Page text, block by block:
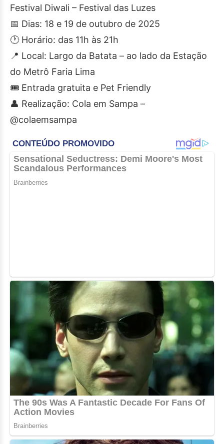
Festival Diwali – Festival das Luzes
📅 Dias: 18 e 19 de outubro de 2025
🕐 Horário: das 11h às 21h
📍 Local: Largo da Batata – ao lado da Estação
do Metrô Faria Lima
🎟 Entrada gratuita e Pet Friendly
👤 Realização: Cola em Sampa –
@colaemsampa